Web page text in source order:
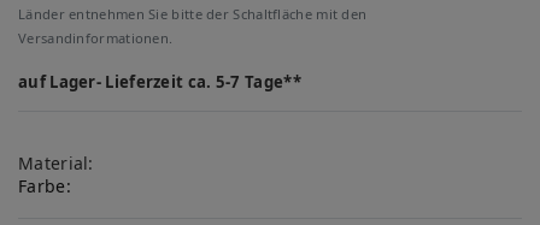
Länder entnehmen Sie bitte der Schaltfläche mit den
Versandinformationen.
auf Lager- Lieferzeit ca. 5-7 Tage**
Material:
Farbe: